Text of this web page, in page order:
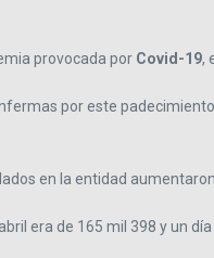
provocada por Covid-19,
por este
en la entidad
era de 165 mil 398 y un